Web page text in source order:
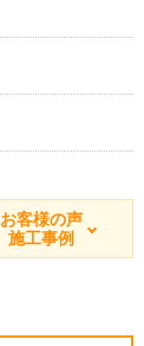
お客様の声
施工事例